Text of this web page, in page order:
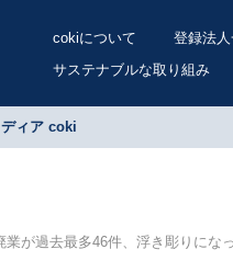
cokiについて 登録法人
サステナブルな取り組み
ィア coki
業が過去最多46件、浮き彫りにな